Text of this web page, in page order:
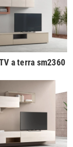
a terra sm2360